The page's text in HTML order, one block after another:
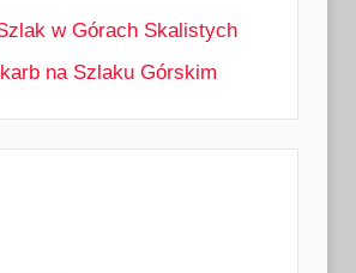
w Górach Skalistych
na Szlaku Górskim